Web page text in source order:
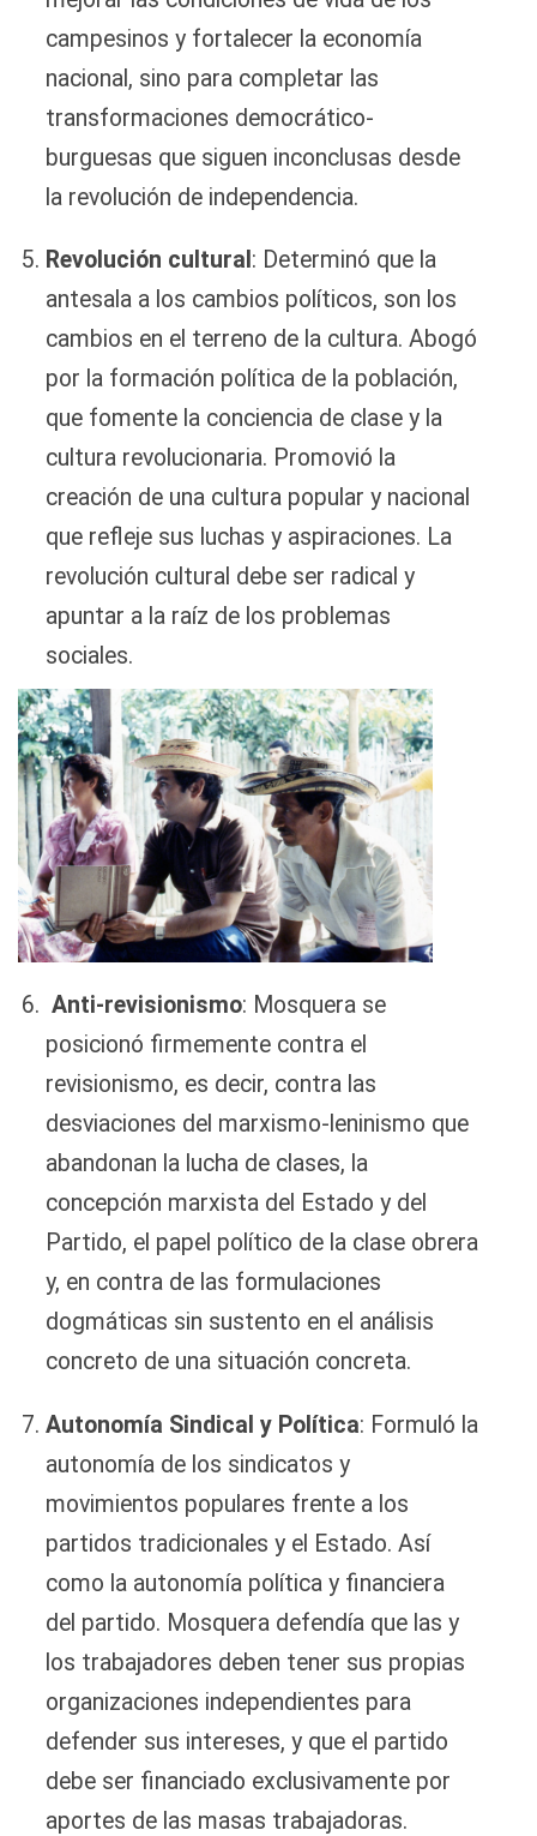
campesinos y fortalecer la economía
nacional, sino para completar las
transformaciones democrático-
burguesas que siguen inconclusas desde
la revolución de independencia.
Revolución cultural : Determinó que la
antesala a los cambios políticos, son los
cambios en el terreno de la cultura. Abogó
por la formación política de la población,
que fomente la conciencia de clase y la
cultura revolucionaria. Promovió la
creación de una cultura popular y nacional
que refleje sus luchas y aspiraciones. La
revolución cultural debe ser radical y
apuntar a la raíz de los problemas
sociales.
Anti-revisionismo: Mosquera se
posicionó firmemente contra el
revisionismo, es decir, contra las
desviaciones del marxismo-leninismo que
abandonan la lucha de clases, la
concepción marxista del Estado y del
Partido, el papel político de la clase obrera
y, en contra de las formulaciones
dogmáticas sin sustento en el análisis
concreto de una situación concreta.
Autonomía Sindical y Política: Formuló la
autonomía de los sindicatos y
movimientos populares frente a los
partidos tradicionales y el Estado. Así
como la autonomía política y financiera
del partido. Mosquera defendía que las y
los trabajadores deben tener sus propias
organizaciones independientes para
defender sus intereses, y que el partido
debe ser financiado exclusivamente por
aportes de las masas trabajadoras.